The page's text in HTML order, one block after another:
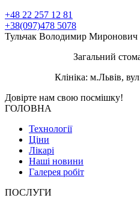
+48 22 257 12 81
+38(097)478 5078
Тульчак Володимир Миронович
Загальний
Клініка: м.Львів,
Довірте нам свою посмішку!
ГОЛОВНА
Технології
Ціни
Лікарі
Наші новини
Галерея робіт
ПОСЛУГИ